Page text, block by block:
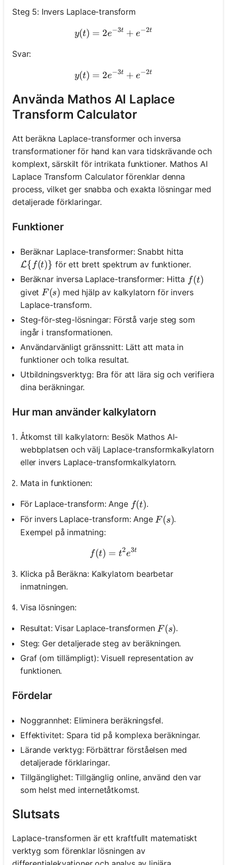
Steg 5: Invers Laplace-transform
y(t)=2 e^{-3 t}+e^{-2 t}
y(t) = 2e−3t + e−2t
Svar:
y(t)=2 e^{-3 t}+e^{-2 t}
y(t) = 2e−3t + e−2t
Använda Mathos AI Laplace
Transform Calculator
Att beräkna Laplace-transformer och inversa
transformationer för hand kan vara tidskrävande och
komplext, särskilt för intrikata funktioner. Mathos AI
Laplace Transform Calculator förenklar denna
process, vilket ger snabba och exakta lösningar med
detaljerade förklaringar.
Funktioner
Beräknar Laplace-transformer: Snabbt hitta
\mathcal{L}\{f(t)\}
L{ f(t)} för ett brett spektrum av funktioner.
Beräknar inversa Laplace-transformer: Hitta f(t)
f(t)
givet F(s)
F(s) med hjälp av kalkylatorn för invers
Laplace-transform.
Steg-för-steg-lösningar: Förstå varje steg som
ingår i transformationen.
Användarvänligt gränssnitt: Lätt att mata in
funktioner och tolka resultat.
Utbildningsverktyg: Bra för att lära sig och verifiera
dina beräkningar.
Hur man använder kalkylatorn
Åtkomst till kalkylatorn: Besök Mathos Al-
webbplatsen och välj Laplace-transformkalkylatorn
eller invers Laplace-transformkalkylatorn.
Mata in funktionen:
För Laplace-transform: Ange f(t)
f(t).
För invers Laplace-transform: Ange F(s)
F(s).
Exempel på inmatning:
f(t)=t^2 e^{3 t}
f(t) = t2e3t
Klicka på Beräkna: Kalkylatorn bearbetar
inmatningen.
Visa lösningen:
Resultat: Visar Laplace-transformen F(s)
F(s).
Steg: Ger detaljerade steg av beräkningen.
Graf (om tillämpligt): Visuell representation av
funktionen.
Fördelar
Noggrannhet: Eliminera beräkningsfel.
Effektivitet: Spara tid på komplexa beräkningar.
Lärande verktyg: Förbättrar förståelsen med
detaljerade förklaringar.
Tillgänglighet: Tillgänglig online, använd den var
som helst med internetåtkomst.
Slutsats
Laplace-transformen är ett kraftfullt matematiskt
verktyg som förenklar lösningen av